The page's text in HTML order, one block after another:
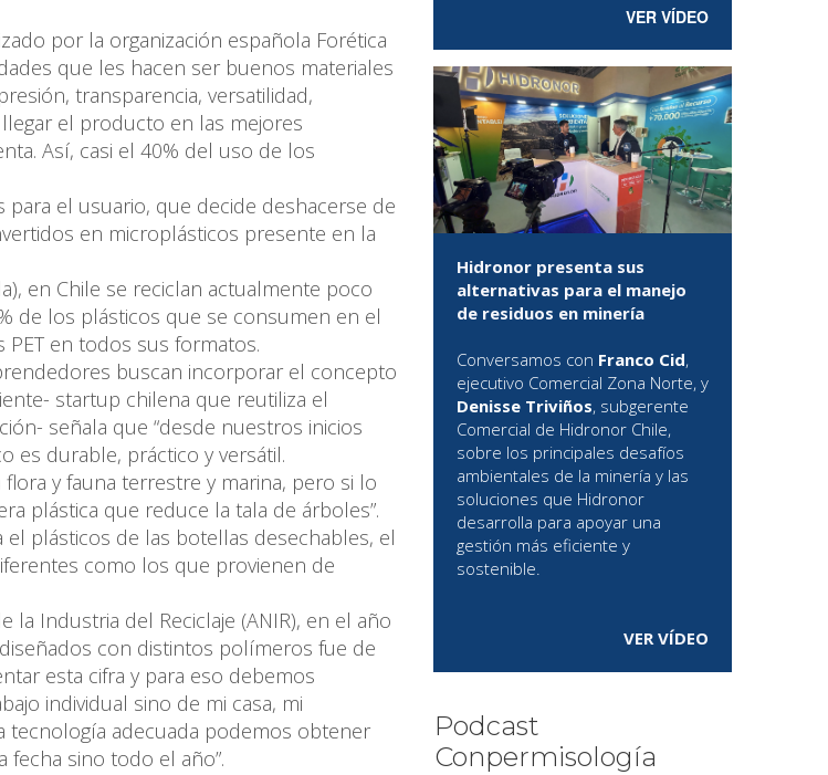
por la organización española Forética
que les hacen ser buenos materiales
transparencia, versatilidad,
el producto en las mejores
Así, casi el 40% del uso de los
el usuario, que decide deshacerse de
en microplásticos presente en la
en Chile se reciclan actualmente poco
de los plásticos que se consumen en el
en todos sus formatos.
buscan incorporar el concepto
startup chilena que reutiliza el
señala que “desde nuestros inicios
es durable, práctico y versátil.
y fauna terrestre y marina, pero si lo
plástica que reduce la tala de árboles”.
plásticos de las botellas desechables, el
como los que provienen de
la Industria del Reciclaje (ANIR), en el año
con distintos polímeros fue de
esta cifra y para eso debemos
individual sino de mi casa, mi
tecnología adecuada podemos obtener
sino todo el año”.
VER VÍDEO
Hidronor presenta sus
alternativas para el manejo
de residuos en minería
Conversamos con Franco Cid,
ejecutivo Comercial Zona Norte, y
Denisse Triviños, subgerente
Comercial de Hidronor Chile,
sobre los principales desafíos
ambientales de la minería y las
soluciones que Hidronor
desarrolla para apoyar una
gestión más eficiente y
sostenible.
VER VÍDEO
Podcast
Conpermisología